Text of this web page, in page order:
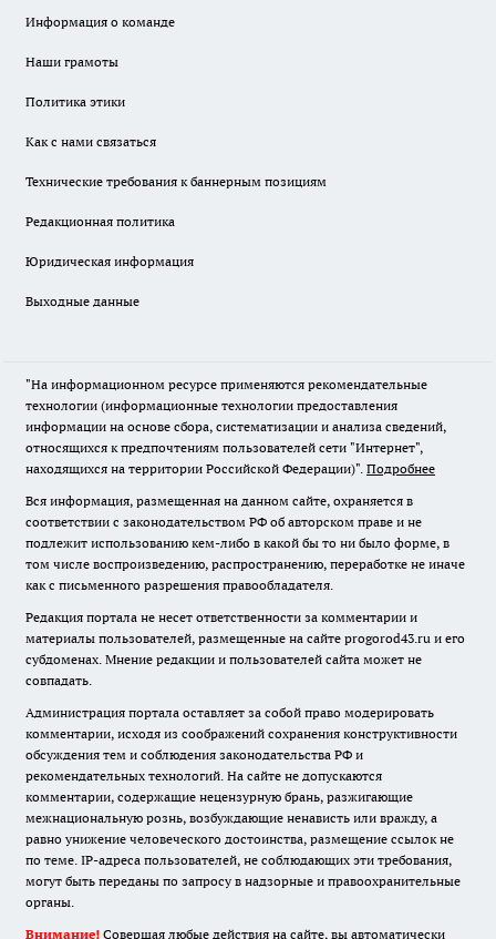
Информация о команде
Наши грамоты
Политика этики
Как с нами связаться
Технические требования к баннерным позициям
Редакционная политика
Юридическая информация
Выходные данные
"На информационном ресурсе применяются рекомендательные
технологии (информационные технологии предоставления
информации на основе сбора, систематизации и анализа сведений,
относящихся к предпочтениям пользователей сети "Интернет",
находящихся на территории Российской Федерации)". Подробнее
Вся информация, размещенная на данном сайте, охраняется в
соответствии с законодательством РФ об авторском праве и не
подлежит использованию кем-либо в какой бы то ни было форме, в
том числе воспроизведению, распространению, переработке не иначе
как с письменного разрешения правообладателя.
Редакция портала не несет ответственности за комментарии и
материалы пользователей, размещенные на сайте progorod43.ru и его
субдоменах. Мнение редакции и пользователей сайта может не
совпадать.
Администрация портала оставляет за собой право модерировать
комментарии, исходя из соображений сохранения конструктивности
обсуждения тем и соблюдения законодательства РФ и
рекомендательных технологий. На сайте не допускаются
комментарии, содержащие нецензурную брань, разжигающие
межнациональную рознь, возбуждающие ненависть или вражду, а
равно унижение человеческого достоинства, размещение ссылок не
по теме. IP-адреса пользователей, не соблюдающих эти требования,
могут быть переданы по запросу в надзорные и правоохранительные
органы.
Внимание! Совершая любые действия на сайте, вы автоматически